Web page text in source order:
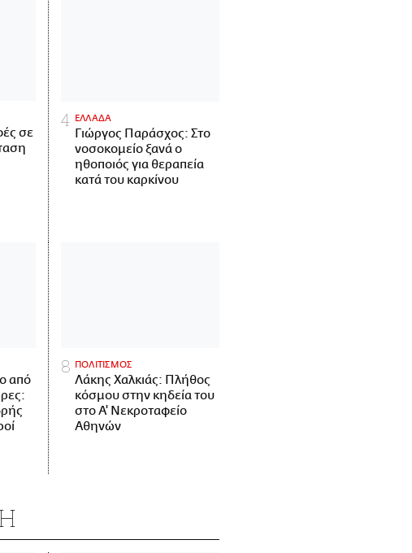
σε
ΕΛΛΑΔΑ
Γιώργος Παράσχος: Στο
νοσοκομείο ξανά ο
ηθοποιός για θεραπεία
κατά του καρκίνου
από
ΠΟΛΙΤΙΣΜΟΣ
Λάκης Χαλκιάς: Πλήθος
κόσμου στην κηδεία του
στο Α' Νεκροταφείο
Αθηνών